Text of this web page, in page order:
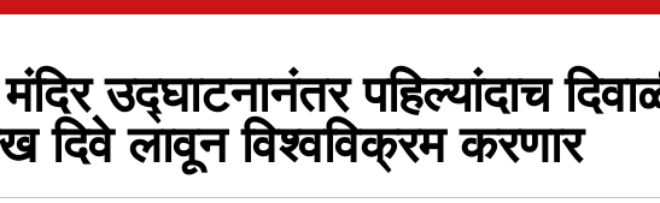
उद्घाटनानंतर पहिल्यांदाच
दिवे लावून विश्वविक्रम करणार